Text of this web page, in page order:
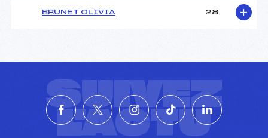
BRUNET OLIVIA 28
SUIVEZ
L'ACTU